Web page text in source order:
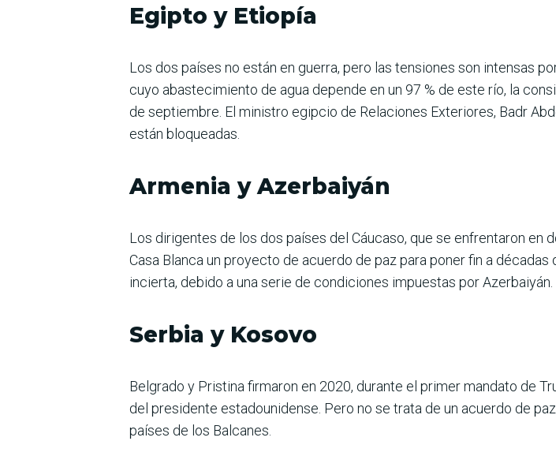
Egipto y Etiopía
Los dos países no están en guerra, pero las tensiones son intensas
cuyo abastecimiento de agua depende en un 97 % de este río, la
de septiembre. El ministro egipcio de Relaciones Exteriores, Badr
están bloqueadas.
Armenia y Azerbaiyán
Los dirigentes de los dos países del Cáucaso, que se enfrentaron en
Casa Blanca un proyecto de acuerdo de paz para poner fin a
incierta, debido a una serie de condiciones impuestas por Azerbaiyán.
Serbia y Kosovo
Belgrado y Pristina firmaron en 2020, durante el primer mandato de
del presidente estadounidense. Pero no se trata de un acuerdo de
países de los Balcanes.